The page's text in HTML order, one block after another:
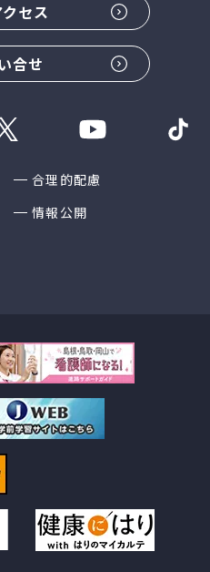
セス
合せ
合理的配慮
情報公開